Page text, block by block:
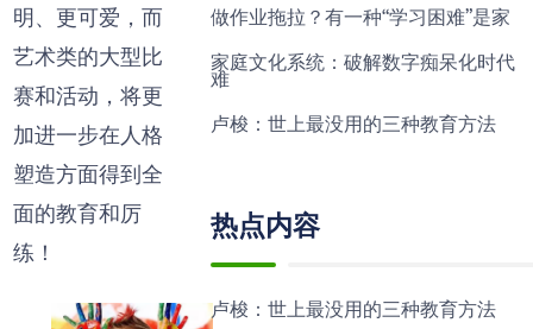
明、更可爱，而
艺术类的大型比
赛和活动，将更
加进一步在人格
塑造方面得到全
面的教育和厉
练！
做作业拖拉？有一种“学习困难”是家
家庭文化系统：破解数字痴呆化时代
难
卢梭：世上最没用的三种教育方法
热点内容
卢梭：世上最没用的三种教育方法